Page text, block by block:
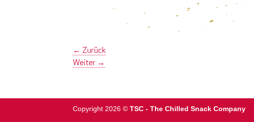
← Zurück
Weiter →
Copyright 2026 © TSC - The Chilled Snack Company